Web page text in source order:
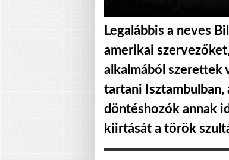
Legalábbis a neves
amerikai
alkalmából szerettek
tartani Isztambulban,
döntéshozók annak
kiirtását a török